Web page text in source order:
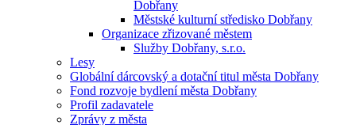
Dobřany
Městské kulturní středisko Dobřany
Organizace zřizované městem
Služby Dobřany, s.r.o.
Lesy
Globální dárcovský a dotační titul města Dobřany
Fond rozvoje bydlení města Dobřany
Profil zadavatele
Zprávy z města